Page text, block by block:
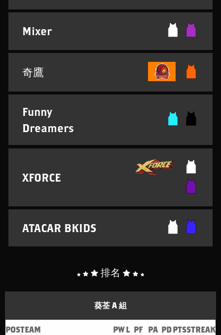
Mixer
奇鷹
Funny
Dreamers
XFORCE
ATACAR BKIDS
排名
葵荃 A 組
POSTEAM PWL PF PA PDPTSSTREAK